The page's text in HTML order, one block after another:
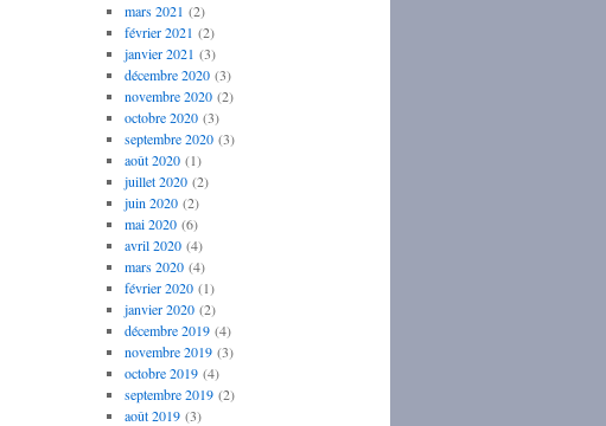
mars 2021 (2)
février 2021 (2)
janvier 2021 (3)
décembre 2020(3)
novembre 2020(2)
octobre 2020(3)
septembre 2020(3)
août 2020(1)
juillet 2020(2)
juin 2020(2)
mai 2020(6)
avril 2020(4)
mars 2020(4)
février 2020(1)
janvier 2020(2)
décembre 2019(4)
novembre 2019(3)
octobre 2019(4)
septembre 2019(2)
août 2019(3)